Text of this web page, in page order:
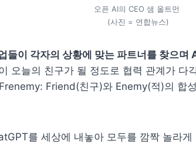
오픈 AI의 CEO 샘 올트먼
(사진 = 연합뉴스)
들이 각자의 상황에 맞는 파트너를 찾으며
오늘의 친구가 될 정도로 협력 관계가 다
Friend(친구)와 Enemy(적)의 합
를 세상에 내놓아 모두를 깜짝 놀라